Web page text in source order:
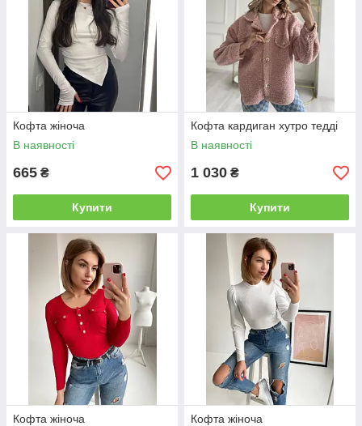
Кофта жіноча
В наявності
665 ₴
Купити
Кофта кардиган хутро тедді
В наявності
1 030 ₴
Купити
Кофта жіноча
Кофта жіноча